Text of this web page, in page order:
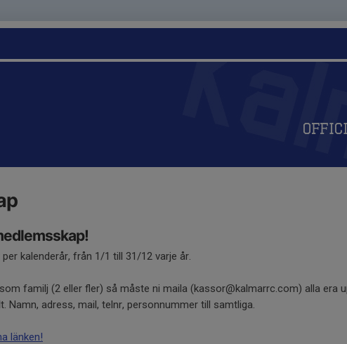
kalenderår, från 1/1 till 31/12 varje år.
familj (2 eller fler) så måste ni maila (kassor@kalmarrc.com) alla era
Namn, adress, mail, telnr, personnummer till samtliga.
länken!